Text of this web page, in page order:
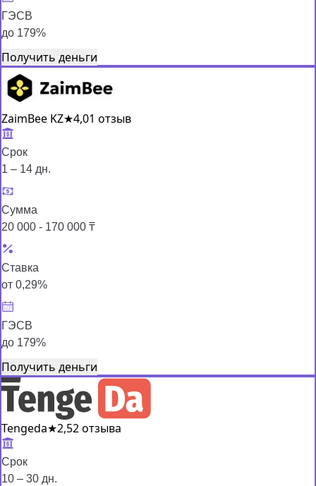
ГЭСВ
до 179%
Получить деньги
ZaimBee KZ★4,01 отзыв
Срок
1 – 14 дн.
Сумма
20 000 - 170 000 ₸
Ставка
от 0,29%
ГЭСВ
до 179%
Получить деньги
Tengeda★2,52 отзыва
Срок
10 – 30 дн.